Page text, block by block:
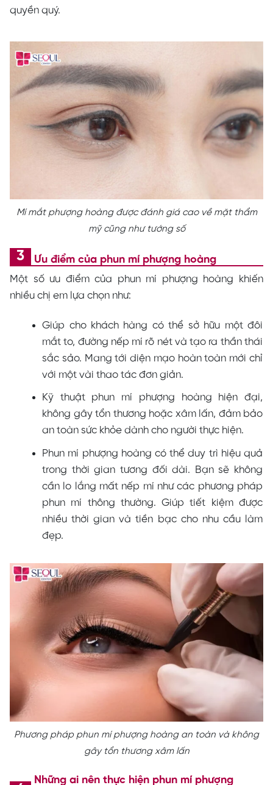
quyền quý.
Mí mắt phượng hoàng được đánh giá cao về mặt thẩm
mỹ cũng như tướng số
Ưu điểm của phun mí phượng hoàng
Một số ưu điểm của phun mí phượng hoàng khiến
nhiều chị em lựa chọn như:
Giúp cho khách hàng có thể sở hữu một đôi
mắt to, đường nếp mí rõ nét và tạo ra thần thái
sắc sảo. Mang tới diện mạo hoàn toàn mới chỉ
với một vài thao tác đơn giản.
Kỹ thuật phun mí phượng hoàng hiện đại,
không gây tổn thương hoặc xâm lấn, đảm bảo
an toàn sức khỏe dành cho người thực hiện.
Phun mí phượng hoàng có thể duy trì hiệu quả
trong thời gian tương đối dài. Bạn sẽ không
cần lo lắng mất nếp mí như các phương pháp
phun mí thông thường. Giúp tiết kiệm được
nhiều thời gian và tiền bạc cho nhu cầu làm
đẹp.
Phương pháp phun mí phượng hoàng an toàn và không
gây tổn thương xâm lấn
Những ai nên thực hiện phun mí phượng